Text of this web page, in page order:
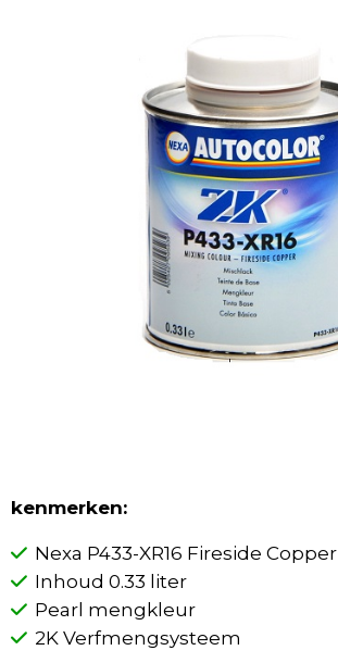
kenmerken:
Nexa P433-XR16 Fireside Copper
Inhoud 0.33 liter
Pearl mengkleur
2K Verfmengsysteem